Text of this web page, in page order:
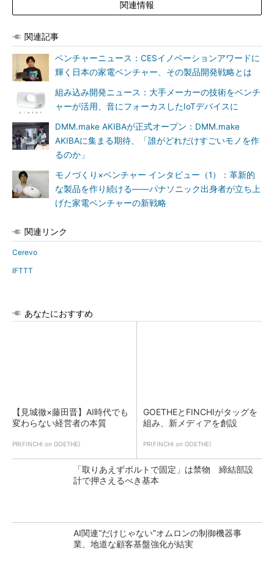
関連情報
関連記事
ベンチャーニュース：CESイノベーションアワードに
輝く日本の家電ベンチャー、その製品開発戦略とは
組み込み開発ニュース：大手メーカーの技術をベンチ
ャーが活用、音にフォーカスしたIoTデバイスに
DMM.make AKIBAが正式オープン：DMM.make
AKIBAに集まる期待、「誰がどれだけすごいモノを作
るのか」
モノづくり×ベンチャー インタビュー（1）：革新的
な製品を作り続ける――パナソニック出身者が立ち上
げた家電ベンチャーの新戦略
関連リンク
Cerevo
IFTTT
あなたにおすすめ
【見城徹×藤田晋】AI時代でも
変わらない経営者の本質
PR(FINCHI on GOETHE)
GOETHEとFINCHIがタッグを
組み、新メディアを創設
PR(FINCHI on GOETHE)
「取りあえずボルトで固定」は禁物 締結部設
計で押さえるべき基本
AI関連“だけじゃない”オムロンの制御機器事
業、地道な顧客基盤強化が結実